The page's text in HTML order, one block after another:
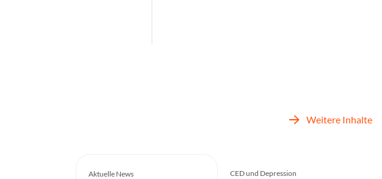
Weitere Inhalte
Aktuelle News CED und Depression